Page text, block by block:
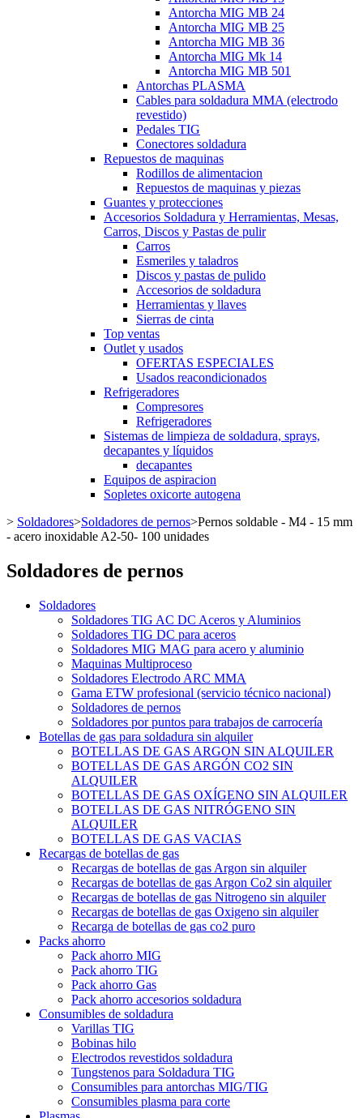
Antorcha MIG MB 24
Antorcha MIG MB 25
Antorcha MIG MB 36
Antorcha MIG Mk 14
Antorcha MIG MB 501
Antorchas PLASMA
Cables para soldadura MMA (electrodo
revestido)
Pedales TIG
Conectores soldadura
Repuestos de maquinas
Rodillos de alimentacion
Repuestos de maquinas y piezas
Guantes y protecciones
Accesorios Soldadura y Herramientas, Mesas,
Carros, Discos y Pastas de pulir
Carros
Esmeriles y taladros
Discos y pastas de pulido
Accesorios de soldadura
Herramientas y llaves
Sierras de cinta
Top ventas
Outlet y usados
OFERTAS ESPECIALES
Usados reacondicionados
Refrigeradores
Compresores
Refrigeradores
Sistemas de limpieza de soldadura, sprays,
decapantes y líquidos
decapantes
Equipos de aspiracion
Sopletes oxicorte autogena
> Soldadores>Soldadores de pernos>Pernos soldable - M4 - 15 mm
- acero inoxidable A2-50- 100 unidades
Soldadores de pernos
Soldadores
Soldadores TIG AC DC Aceros y Aluminios
Soldadores TIG DC para aceros
Soldadores MIG MAG para acero y aluminio
Maquinas Multiproceso
Soldadores Electrodo ARC MMA
Gama ETW profesional (servicio técnico nacional)
Soldadores de pernos
Soldadores por puntos para trabajos de carrocería
Botellas de gas para soldadura sin alquiler
BOTELLAS DE GAS ARGON SIN ALQUILER
BOTELLAS DE GAS ARGÓN CO2 SIN
ALQUILER
BOTELLAS DE GAS OXÍGENO SIN ALQUILER
BOTELLAS DE GAS NITRÓGENO SIN
ALQUILER
BOTELLAS DE GAS VACIAS
Recargas de botellas de gas
Recargas de botellas de gas Argon sin alquiler
Recargas de botellas de gas Argon Co2 sin alquiler
Recargas de botellas de gas Nitrogeno sin alquiler
Recargas de botellas de gas Oxigeno sin alquiler
Recarga de botellas de gas co2 puro
Packs ahorro
Pack ahorro MIG
Pack ahorro TIG
Pack ahorro Gas
Pack ahorro accesorios soldadura
Consumibles de soldadura
Varillas TIG
Bobinas hilo
Electrodos revestidos soldadura
Tungstenos para Soldadura TIG
Consumibles para antorchas MIG/TIG
Consumibles plasma para corte